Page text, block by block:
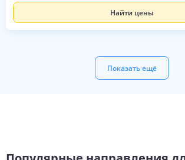
Найти цены
Показать ещё